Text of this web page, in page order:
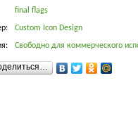
final flags
Custom Icon Design
Свободно для коммерческого